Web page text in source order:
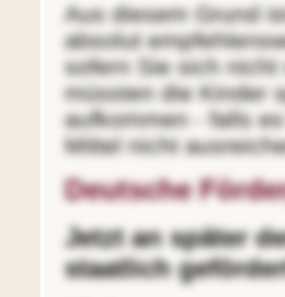
Aus diesem Grund ist eine private zusätzliche Pflegeversicherung
absolut
sofern Sie sich
müssten die Kinder
aufkommen - falls
Mittel nicht
Deutsche
Jetzt an später
staatlich